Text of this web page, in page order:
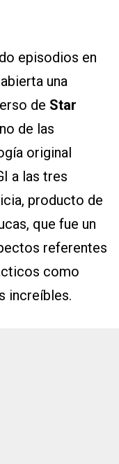
episodios en
una
de Star
de las
original
a las tres
producto de
que fue un
referentes
como
increíbles.